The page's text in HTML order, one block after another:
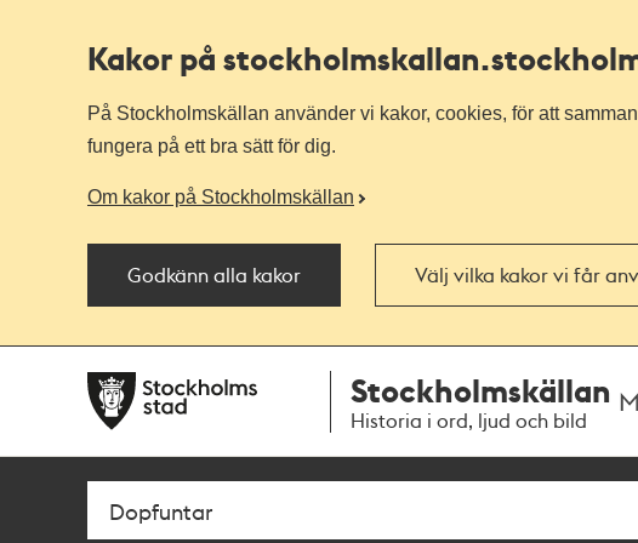
Kakor på stockholmskallan
På Stockholmskällan använder vi kakor, cookies, för att
fungera på ett bra sätt för dig.
Om kakor på Stockholmskällan
Godkänn alla kakor Välj vilka kakor vi får
navigationen
huvudinnehållet
Stockholmskällan
Historia i ord, ljud och bild
Sök